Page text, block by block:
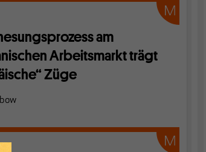
am
Arbeitsmarkt trägt
Züge